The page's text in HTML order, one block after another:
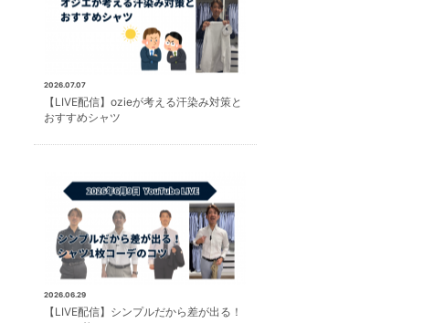
2026.07.07
【LIVE配信】ozieが考える汗染み対策と
おすすめシャツ
2026.06.29
【LIVE配信】シンプルだから差が出る！